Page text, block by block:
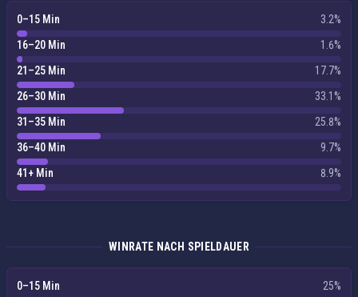
0–15 Min
3.2%
16–20 Min
1.6%
21–25 Min
17.7%
26–30 Min
33.1%
31–35 Min
25.8%
36–40 Min
9.7%
41+ Min
8.9%
WINRATE NACH SPIELDAUER
0–15 Min
25%